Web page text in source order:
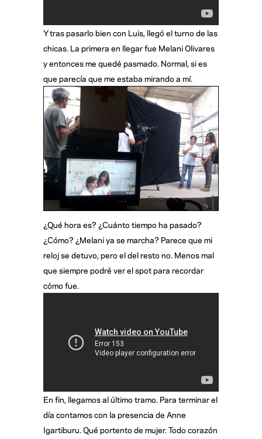
Y tras pasarlo bien con Luis, llegó el turno de las
chicas. La primera en llegar fue Melani Olivares
y entonces me quedé pasmado. Normal, si es
que parecía que me estaba mirando a mí.
¿Qué hora es? ¿Cuánto tiempo ha pasado?
¿Cómo? ¿Melani ya se marcha? Parece que mi
reloj se detuvo, pero el del resto no. Menos mal
que siempre podré ver el spot para recordar
cómo fue.
En fin, llegamos al último tramo. Para terminar el
día contamos con la presencia de Anne
Igartiburu. Qué portento de mujer. Todo corazón